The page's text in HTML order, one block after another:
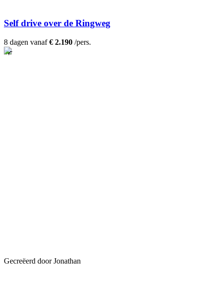
Self drive over de Ringweg
8 dagen vanaf€ 2.190 /pers.
Gecreëerd door Jonathan